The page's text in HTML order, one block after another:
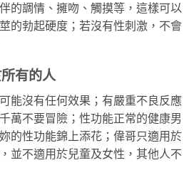
的調情、擁吻、觸摸等，這樣可以
的勃起硬度；若沒有性刺激，不會
有的人
能沒有任何效果；有嚴重不良反應
萬不要冒險；性功能正常的健康男
的性功能錦上添花；偉哥只適用於
並不適用於兒童及女性，其他人不